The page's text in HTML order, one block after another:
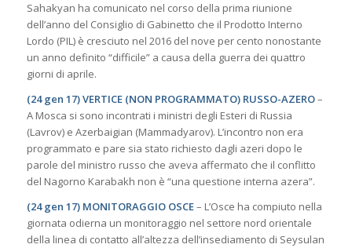
Sahakyan ha comunicato nel corso della prima riunione
dell’anno del Consiglio di Gabinetto che il Prodotto Interno
Lordo (PIL) è cresciuto nel 2016 del nove per cento nonostante
un anno definito “difficile” a causa della guerra dei quattro
giorni di aprile.
(24 gen 17) VERTICE (NON PROGRAMMATO) RUSSO-AZERO–
A Mosca si sono incontrati i ministri degli Esteri di Russia
(Lavrov) e Azerbaigian (Mammadyarov). L’incontro non era
programmato e pare sia stato richiesto dagli azeri dopo le
parole del ministro russo che aveva affermato che il conflitto
del Nagorno Karabakh non è “una questione interna azera”.
(24 gen 17) MONITORAGGIO OSCE– L’Osce ha compiuto nella
giornata odierna un monitoraggio nel settore nord orientale
della linea di contatto all’altezza dell’insediamento di Seysulan